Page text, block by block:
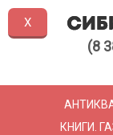
(8
КНИГИ.
X